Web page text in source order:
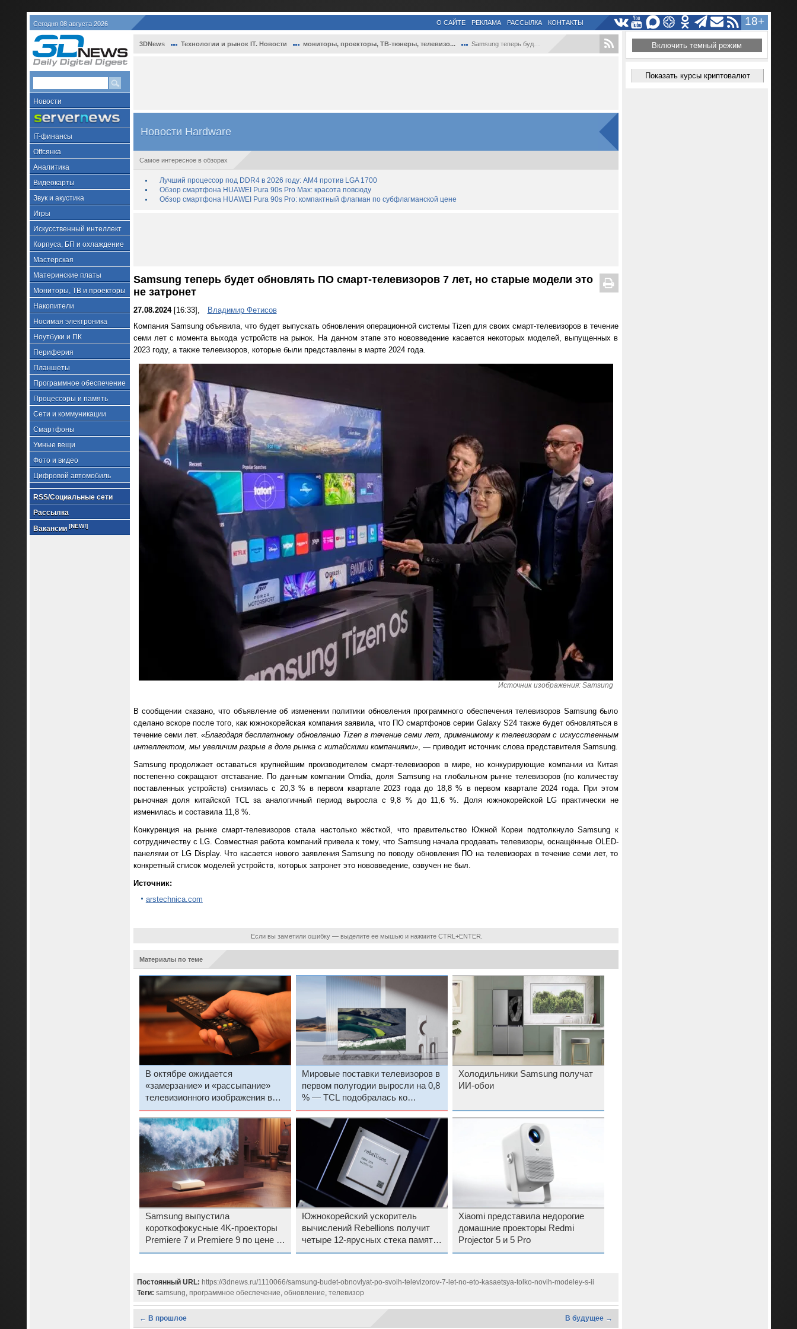
Сегодня 08 августа 2026 18+
О САЙТЕ РЕКЛАМА РАССЫЛКА КОНТАКТЫ
Новости
IT-финансы
Offсянка
Аналитика
Видеокарты
Звук и акустика
Игры
Искусственный интеллект
Корпуса, БП и охлаждение
Мастерская
Материнские платы
Мониторы, ТВ и проекторы
Накопители
Носимая электроника
Ноутбуки и ПК
Периферия
Планшеты
Программное обеспечение
Процессоры и память
Сети и коммуникации
Смартфоны
Умные вещи
Фото и видео
Цифровой автомобиль
RSS/Социальные сети
Рассылка
Вакансии [NEW!]
3DNews Технологии и рынок IT. Новости мониторы, проекторы, ТВ-тюнеры, телевизо... Samsung теперь будет обновлять ПО смарт-...
Новости Hardware
Самое интересное в обзорах
Лучший процессор под DDR4 в 2026 году: AM4 против LGA 1700
Обзор смартфона HUAWEI Pura 90s Pro Max: красота повсюду
Обзор смартфона HUAWEI Pura 90s Pro: компактный флагман по субфлагманской цене
Samsung теперь будет обновлять ПО смарт-телевизоров 7 лет, но старые модели это
не затронет
27.08.2024[16:33],
Владимир Фетисов
Компания Samsung объявила, что будет выпускать обновления операционной системы Tizen для своих смарт-телевизоров в течение
семи лет с момента выхода устройств на рынок. На данном этапе это нововведение касается некоторых моделей, выпущенных в
2023 году, а также телевизоров, которые были представлены в марте 2024 года.
Источник изображения: Samsung
В сообщении сказано, что объявление об изменении политики обновления программного обеспечения телевизоров Samsung было
сделано вскоре после того, как южнокорейская компания заявила, что ПО смартфонов серии Galaxy S24 также будет обновляться в
течение семи лет.«Благодаря бесплатному обновлению Tizen в течение семи лет, применимому к телевизорам с искусственным
интеллектом, мы увеличим разрыв в доле рынка с китайскими компаниями», — приводит источник слова представителя Samsung.
Samsung продолжает оставаться крупнейшим производителем смарт-телевизоров в мире, но конкурирующие компании из Китая
постепенно сокращают отставание. По данным компании Omdia, доля Samsung на глобальном рынке телевизоров (по количеству
поставленных устройств) снизилась с 20,3 % в первом квартале 2023 года до 18,8 % в первом квартале 2024 года. При этом
рыночная доля китайской TCL за аналогичный период выросла с 9,8 % до 11,6 %. Доля южнокорейской LG практически не
изменилась и составила 11,8 %.
Конкуренция на рынке смарт-телевизоров стала настолько жёсткой, что правительство Южной Кореи подтолкнуло Samsung к
сотрудничеству с LG. Совместная работа компаний привела к тому, что Samsung начала продавать телевизоры, оснащённые OLED-
панелями от LG Display. Что касается нового заявления Samsung по поводу обновления ПО на телевизорах в течение семи лет, то
конкретный список моделей устройств, которых затронет это нововведение, озвучен не был.
Источник:
arstechnica.com
Если вы заметили ошибку — выделите ее мышью и нажмите CTRL+ENTER.
Материалы по теме
В октябре ожидается
«замерзание» и «рассыпание»
телевизионного изображения в
России
Мировые поставки телевизоров в
первом полугодии выросли на 0,8
% — TCL подобралась ко
второму месту
Холодильники Samsung получат
ИИ-обои
Samsung выпустила
короткофокусные 4K-проекторы
Premiere 7 и Premiere 9 по цене от
$2999
Южнокорейский ускоритель
вычислений Rebellions получит
четыре 12-ярусных стека памяти
HBM3E общим объёмом 144
Xiaomi представила недорогие
домашние проекторы Redmi
Projector 5 и 5 Pro
Постоянный URL: https://3dnews.ru/1110066/samsung-budet-obnovlyat-po-svoih-televizorov-7-let-no-eto-kasaetsya-tolko-novih-modeley-s-ii
Теги: samsung, программное обеспечение, обновление, телевизор
← В прошлое В будущее →
Включить темный режим
Показать курсы криптовалют